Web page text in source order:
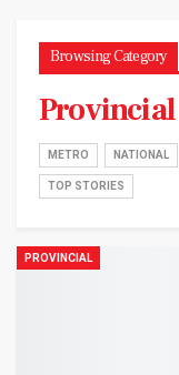
Browsing Category
Provincial
METRO NATIONAL
TOP STORIES
PROVINCIAL